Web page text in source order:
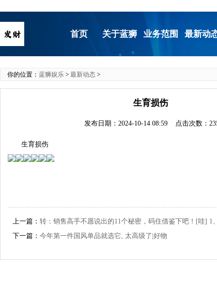
首页 关于蓝狮 业务范围 最新动
你的位置： 蓝狮娱乐 > 最新动态 >
生育损伤 ​​​
发布日期：2024-10-14 08:59 点击次数：
生育损伤 ​​​
上一篇： 转：销售高手不愿说出的11个秘密，码住借鉴下吧！[哇] 1
下一篇： 今年第一件国风单品就选它, 太高级了|好物